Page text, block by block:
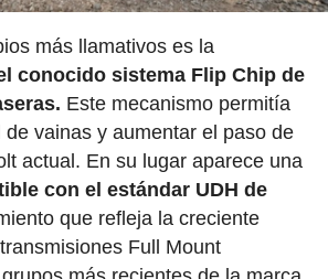
más llamativos es la
conocido sistema Flip Chip de
Este mecanismo permitía
vainas y aumentar el paso de
actual. En su lugar aparece una
con el estándar UDH de
que refleja la creciente
Full Mount